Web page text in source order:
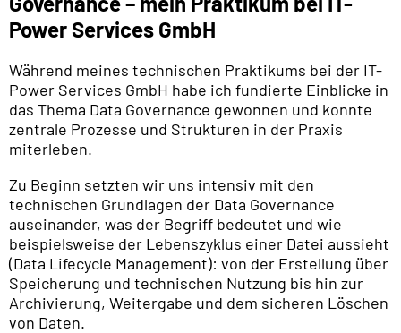
Power Services GmbH
Während meines technischen Praktikums bei der IT-
Power Services GmbH habe ich fundierte Einblicke in
das Thema Data Governance gewonnen und konnte
zentrale Prozesse und Strukturen in der Praxis
miterleben.
Zu Beginn setzten wir uns intensiv mit den
technischen Grundlagen der Data Governance
auseinander, was der Begriff bedeutet und wie
beispielsweise der Lebenszyklus einer Datei aussieht
(Data Lifecycle Management): von der Erstellung über
Speicherung und technischen Nutzung bis hin zur
Archivierung, Weitergabe und dem sicheren Löschen
von Daten.